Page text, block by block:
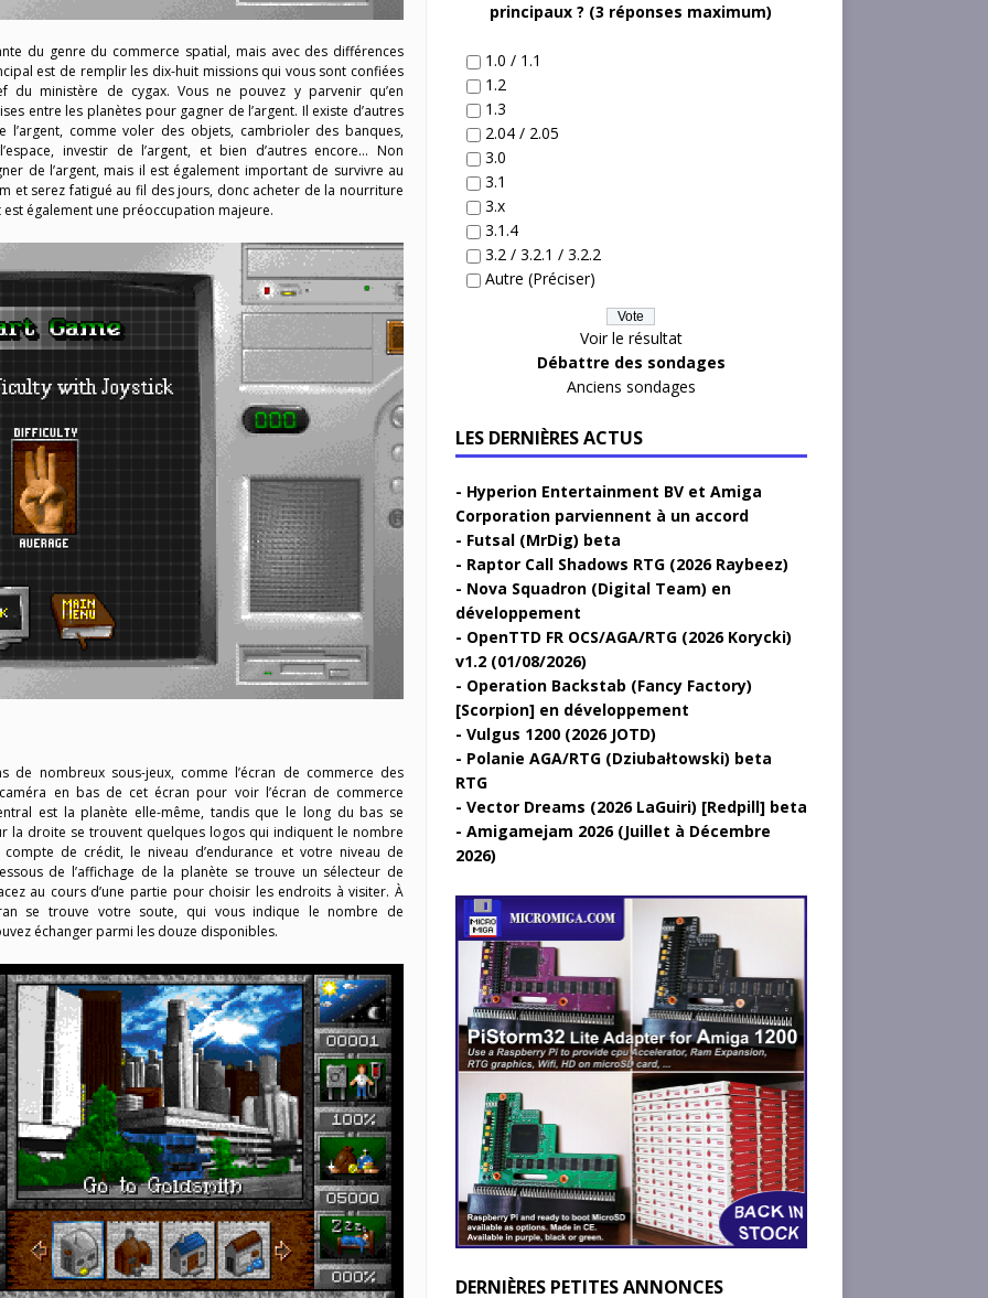
du genre du commerce spatial, mais avec des différences
est de remplir les dix-huit missions qui vous sont confiées
du ministère de cygax. Vous ne pouvez y parvenir qu’en
entre les planètes pour gagner de l’argent. Il existe d’autres
l’argent, comme voler des objets, cambrioler des banques,
investir de l’argent, et bien d’autres encore… Non
de l’argent, mais il est également important de survivre au
et serez fatigué au fil des jours, donc acheter de la nourriture
également une préoccupation majeure.
de nombreux sous-jeux, comme l’écran de commerce des
en bas de cet écran pour voir l’écran de commerce
est la planète elle-même, tandis que le long du bas se
la droite se trouvent quelques logos qui indiquent le nombre
de crédit, le niveau d’endurance et votre niveau de
de l’affichage de la planète se trouve un sélecteur de
au cours d’une partie pour choisir les endroits à visiter. À
se trouve votre soute, qui vous indique le nombre de
échanger parmi les douze disponibles.
principaux ? (3 réponses maximum)
1.0 / 1.1
1.2
1.3
2.04 / 2.05
3.0
3.1
3.x
3.1.4
3.2 / 3.2.1 / 3.2.2
Autre (Préciser)
Voir le résultat
Débattre des sondages
Anciens sondages
LES DERNIÈRES ACTUS
Hyperion Entertainment BV et Amiga
Corporation parviennent à un accord
Futsal (MrDig) beta
Raptor Call Shadows RTG (2026 Raybeez)
Nova Squadron (Digital Team) en
développement
OpenTTD FR OCS/AGA/RTG (2026 Korycki)
v1.2 (01/08/2026)
Operation Backstab (Fancy Factory)
[Scorpion] en développement
Vulgus 1200 (2026 JOTD)
Polanie AGA/RTG (Dziubałtowski) beta
RTG
Vector Dreams (2026 LaGuiri) [Redpill] beta
Amigamejam 2026 (Juillet à Décembre
2026)
DERNIÈRES PETITES ANNONCES